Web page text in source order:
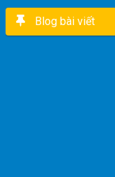
Blog bài viết